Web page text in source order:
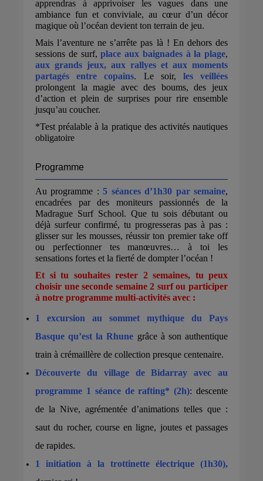
apprendras à apprivoiser les vagues dans une
ambiance fun et conviviale, au cœur d’un décor
magique où l’océan devient ton terrain de jeu.
Mais l’aventure ne s’arrête pas là ! En dehors des
sessions de surf,place aux baignades à la plage,
aux grands jeux, aux rallyes et aux moments
partagés entre copains. Le soir, les veillées
prolongent la magie avec des boums, des jeux
d’action et plein de surprises pour rire ensemble
jusqu’au coucher.
*Test préalable à la pratique des activités nautiques
obligatoire
Programme
Au programme :5 séances d’1h30 par semaine,
encadrées par des moniteurs passionnés de la
Madrague Surf School. Que tu sois débutant ou
déjà surfeur confirmé, tu progresseras pas à pas :
glisser sur les mousses, réussir ton premier take off
ou perfectionner tes manœuvres… à toi les
sensations fortes et la fierté de dompter l’océan !
Et si tu souhaites rester 2 semaines, tu peux
choisir une seconde semaine 2 surf ou participer
à notre programme multi-activités avec :
1 excursion au sommet mythique du Pays
Basque qu’est la Rhune grâce à son authentique
train à crémaillère de collection presque centenaire.
Découverte du village de Bidarray avec au
programme 1 séance de rafting* (2h): descente
de la Nive, agrémentée d’animations telles que :
saut du rocher, course en ligne, joutes et passages
de rapides.
1 initiation à la trottinette électrique (1h30),